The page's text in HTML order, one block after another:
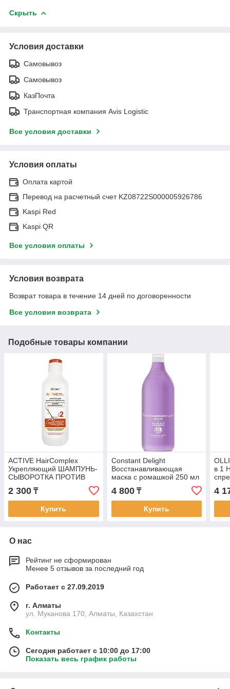
Скрыть
Условия доставки
Самовывоз
Самовывоз
КазПочта
Транспортная компания Avis Logistic
Все условия доставки
Условия оплаты
Оплата картой
Перевод на расчетный счет KZ08722S000005926786
Kaspi Red
Kaspi QR
Все условия оплаты
Условия возврата
Возврат товара в течение 14 дней по договоренности
Все условия возврата
Подобные товары компании
ACTIVE HairComplex
Укрепляющий ШАМПУНЬ-
СЫВОРОТКА ПРОТИВ
ВЫПАДЕНИЯ ВОЛОС
250мл
2 300 ₸
Купить
Constant Delight
Восстанавливающая
маска с ромашкой 250 мл
4 800₸
Купить
в 1
4
О нас
Рейтинг не сформирован
Менее 5 отзывов за последний год
Работает с 27.09.2019
г. Алматы
ул. Муканова 170, Алматы, Казахстан
Контакты
Сегодня работает с 10:00 до 17:00
Показать весь график работы